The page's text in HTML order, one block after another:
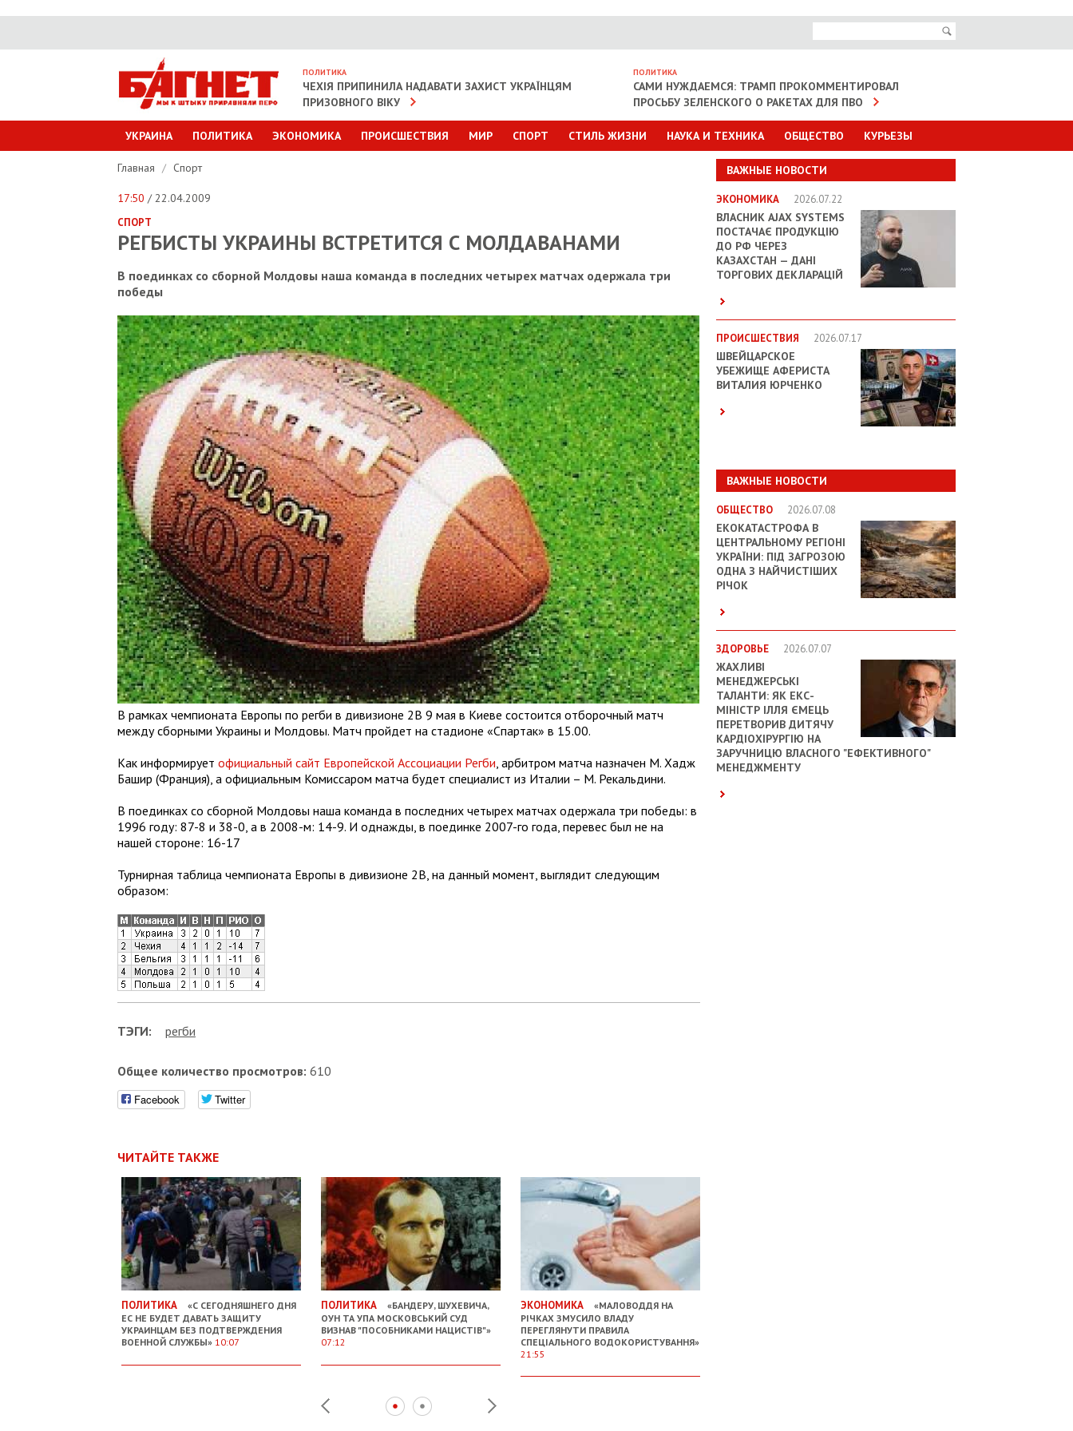
ПОЛИТИКА
ЧЕХІЯ ПРИПИНИЛА НАДАВАТИ ЗАХИСТ УКРАЇНЦЯМ
ПРИЗОВНОГО ВІКУ
ПОЛИТИКА
САМИ НУЖДАЕМСЯ: ТРАМП ПРОКОММЕНТИРОВАЛ
ПРОСЬБУ ЗЕЛЕНСКОГО О РАКЕТАХ ДЛЯ ПВО
УКРАИНА ПОЛИТИКА ЭКОНОМИКА ПРОИСШЕСТВИЯ МИР СПОРТ СТИЛЬ ЖИЗНИ НАУКА И ТЕХНИКА ОБЩЕСТВО КУРЬЕЗЫ
ВАЖНЫЕ НОВОСТИ
ЭКОНОМИКА 2026.07.22
ВЛАСНИК AJAX SYSTEMS
ПОСТАЧАЄ ПРОДУКЦІЮ
ДО РФ ЧЕРЕЗ
КАЗАХСТАН — ДАНІ
ТОРГОВИХ ДЕКЛАРАЦІЙ
ПРОИСШЕСТВИЯ 2026.07.17
ШВЕЙЦАРСКОЕ
УБЕЖИЩЕ АФЕРИСТА
ВИТАЛИЯ ЮРЧЕНКО
ВАЖНЫЕ НОВОСТИ
ОБЩЕСТВО 2026.07.08
ЕКОКАТАСТРОФА В
ЦЕНТРАЛЬНОМУ РЕГІОНІ
УКРАЇНИ: ПІД ЗАГРОЗОЮ
ОДНА З НАЙЧИСТІШИХ
РІЧОК
ЗДОРОВЬЕ 2026.07.07
ЖАХЛИВІ
МЕНЕДЖЕРСЬКІ
ТАЛАНТИ: ЯК ЕКС-
МІНІСТР ІЛЛЯ ЄМЕЦЬ
ПЕРЕТВОРИВ ДИТЯЧУ
КАРДІОХІРУРГІЮ НА
ЗАРУЧНИЦЮ ВЛАСНОГО "ЕФЕКТИВНОГО"
МЕНЕДЖМЕНТУ
Главная / Спорт
17:50 / 22.04.2009
СПОРТ
РЕГБИСТЫ УКРАИНЫ ВСТРЕТИТСЯ С МОЛДАВАНАМИ
В поединках со сборной Молдовы наша команда в последних четырех матчах одержала три
победы
В рамках чемпионата Европы по регби в дивизионе 2В 9 мая в Киеве состоится отборочный матч
между сборными Украины и Молдовы. Матч пройдет на стадионе «Спартак» в 15.00.
Как информирует официальный сайт Европейской Ассоциации Регби, арбитром матча назначен M. Хадж
Башир (Франция), а официальным Комиссаром матча будет специалист из Италии – M. Рекальдини.
В поединках со сборной Молдовы наша команда в последних четырех матчах одержала три победы: в
1996 году: 87-8 и 38-0, а в 2008-м: 14-9. И однажды, в поединке 2007-го года, перевес был не на
нашей стороне: 16-17
Турнирная таблица чемпионата Европы в дивизионе 2В, на данный момент, выглядит следующим
образом:
ТЭГИ: регби
Общее количество просмотров: 610
Facebook Twitter
ЧИТАЙТЕ ТАКЖЕ
ПОЛИТИКА
«С СЕГОДНЯШНЕГО ДНЯ
ЕС НЕ БУДЕТ ДАВАТЬ ЗАЩИТУ
УКРАИНЦАМ БЕЗ ПОДТВЕРЖДЕНИЯ
ВОЕННОЙ СЛУЖБЫ» 10:07
ПОЛИТИКА
«БАНДЕРУ, ШУХЕВИЧА,
ОУН ТА УПА МОСКОВСЬКИЙ СУД
ВИЗНАВ "ПОСОБНИКАМИ НАЦИСТІВ"»
07:12
ЭКОНОМИКА
«МАЛОВОДДЯ НА
РІЧКАХ ЗМУСИЛО ВЛАДУ
ПЕРЕГЛЯНУТИ ПРАВИЛА
СПЕЦІАЛЬНОГО ВОДОКОРИСТУВАННЯ»
21:55